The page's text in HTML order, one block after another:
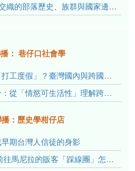
、族群與國家邊界敘事： 《路有多長》、《高砂的翅膀》、《檔案／李光輝》
： 巷仔口社會學
「散播愛心」還是「打工度假」？臺灣國內與跨國捐卵的利他修辭、金錢動機與身體代價
當性別不只是種身分：從「情慾可生活性」理解跨性別者的身體、慾望與認同探索
：歷史學柑仔店
期台灣人信徒的身影
完美風暴：1623年前往馬尼拉的販客「踩線團」怎麼會困死於澎湖?